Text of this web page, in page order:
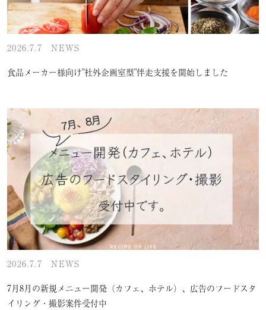
2026.7.7 NEWS
食品メーカー様向け"社外企画室型"伴走支援を開始しました
2026.7.7 NEWS
7月8月の新規メニュー開発（カフェ、ホテル）、広告のフードスタ
イリング・撮影案件受付中